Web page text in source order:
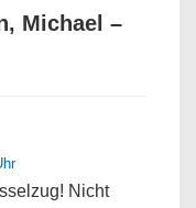
Michael –
Nicht